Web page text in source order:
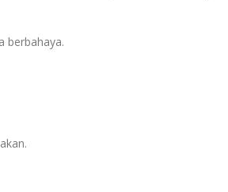
berbahaya.